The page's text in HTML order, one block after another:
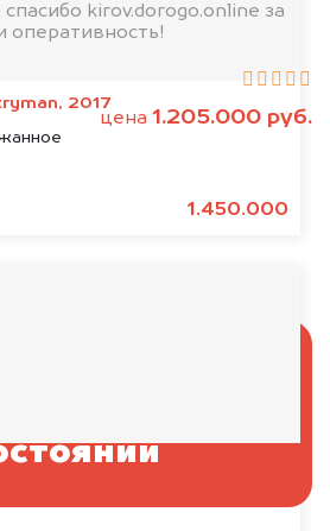
2017
1.450.000
kirov.dorogo.online за
оперативность!
цена 1.205.000 руб.